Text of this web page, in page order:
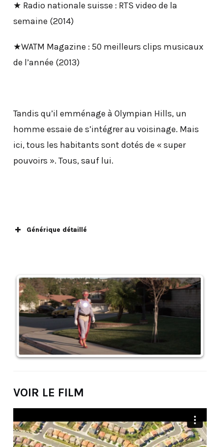
★ Radio nationale suisse : RTS video de la
semaine (2014)
★WATM Magazine : 50 meilleurs clips musicaux
de l’année (2013)
Tandis qu’il emménage à Olympian Hills, un
homme essaie de s’intégrer au voisinage. Mais
ici, tous les habitants sont dotés de « super
pouvoirs ». Tous, sauf lui.
Générique détaillé
VOIR LE FILM